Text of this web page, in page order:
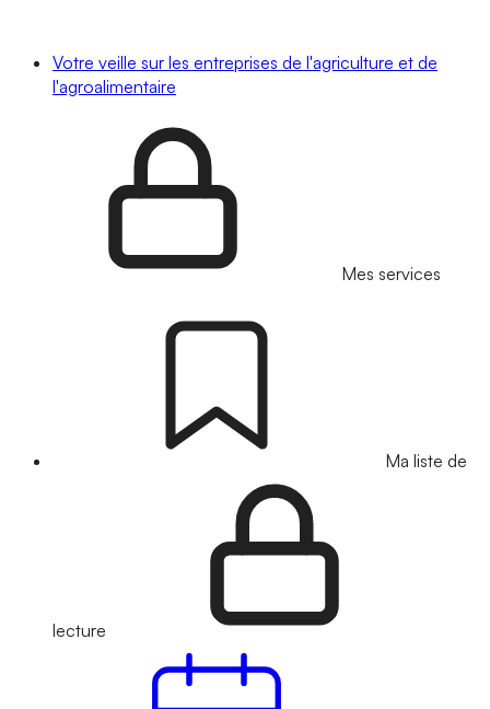
Votre veille sur les entreprises de l'agriculture et de
l'agroalimentaire
Mes services
Ma liste de
lecture